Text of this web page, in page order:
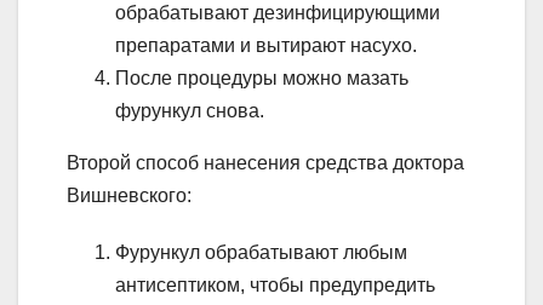
обрабатывают дезинфицирующими
препаратами и вытирают насухо.
После процедуры можно мазать
фурункул снова.
Второй способ нанесения средства доктора
Вишневского:
Фурункул обрабатывают любым
антисептиком, чтобы предупредить